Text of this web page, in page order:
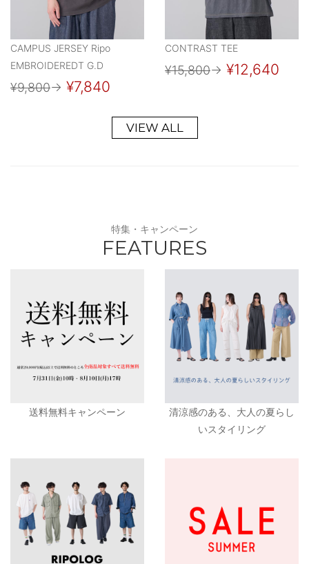
CAMPUS JERSEY Ripo
EMBROIDEREDT G.D
¥9,800→ ¥7,840
CONTRAST TEE
¥15,800→ ¥12,640
VIEW ALL
特集・キャンペーン
FEATURES
送料無料キャンペーン
清涼感のある、大人の夏らし
いスタイリング